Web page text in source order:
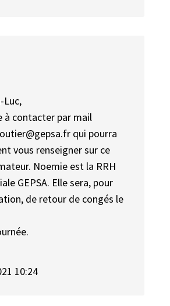
Luc,
à contacter par mail
qui pourra
vous renseigner sur ce
Noemie est la RRH
GEPSA. Elle sera, pour
de retour de congés le
10:24